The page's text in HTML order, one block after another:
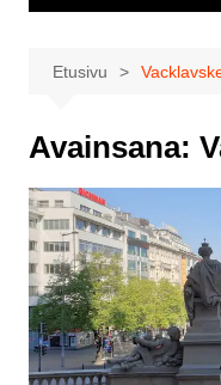
Etusivu
Avainsana: